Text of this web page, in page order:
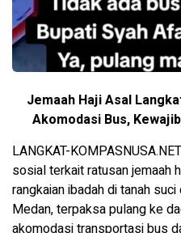
Jemaah Haji Asal
Akomodasi Bus,
LANGKAT-
sosial terkait ratusan jemaah
rangkaian ibadah di tanah
Medan, terpaksa pulang ke
akomodasi transportasi bus